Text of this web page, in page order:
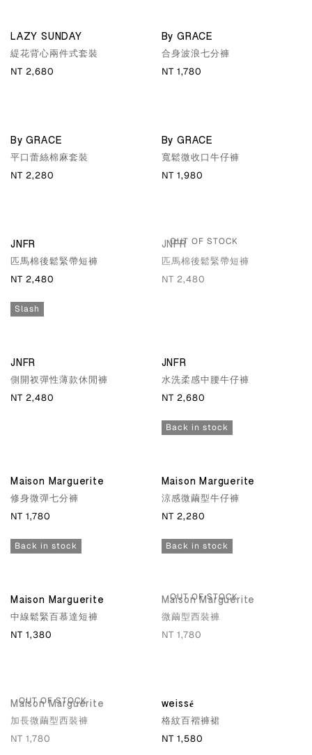
LAZY SUNDAY
緹花背心兩件式套裝
NT 2,680
By GRACE
合身波浪七分褲
NT 1,780
By GRACE
平口蕾絲棉麻套裝
NT 2,280
By GRACE
寬鬆微收口牛仔褲
NT 1,980
JNFR
匹馬棉後鬆緊帶短褲
NT 2,480
Slash
OUT OF STOCK
JNFR
匹馬棉後鬆緊帶短褲
NT 2,480
JNFR
側開衩彈性薄款休閒褲
NT 2,480
JNFR
水洗柔感中腰牛仔褲
NT 2,680
Back in stock
Maison Marguerite
修身微彈七分褲
NT 1,780
Back in stock
Maison Marguerite
涼感微繭型牛仔褲
NT 2,280
Back in stock
Maison Marguerite
中線鬆緊百慕達短褲
NT 1,380
OUT OF STOCK
Maison Marguerite
微繭型西裝褲
NT 1,780
OUT OF STOCK
Maison Marguerite
加長微繭型西裝褲
NT 1,780
weissé
格紋百褶褲裙
NT 1,580